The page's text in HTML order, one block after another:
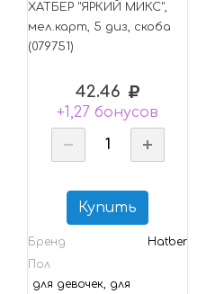
ХАТБЕР "ЯРКИЙ МИКС",
мел.карт, 5 диз, скоба
(079751)
42.46
+1,27 бонусов
Купить
Бренд
Hatber
Пол
для девочек, для